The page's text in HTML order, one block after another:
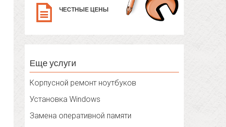
ЧЕСТНЫЕ ЦЕНЫ
Еще услуги
Корпусной ремонт ноутбуков
Установка Windows
Замена оперативной памяти